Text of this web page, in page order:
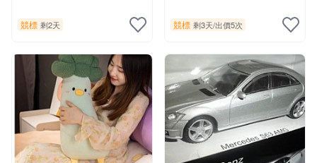
競標 剩2天 競標 剩3天/出價5次